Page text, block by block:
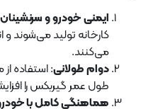
ایمنی خودرو و سرنشینان
کارخانه تولید می‌شوند
می‌کنند.
دوام طولانی: استفاده
طول عمر گیربکس را
هماهنگی کامل با